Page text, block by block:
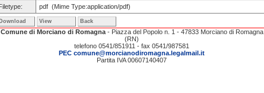
pdf (Mime Type:application/pdf)
Download View Back
Comune di Morciano di Romagna- Piazza del Popolo n. 1 - 47833 Morciano di Romagna
(RN)
telefono 0541/851911 - fax 0541/987581
PEC comune@morcianodiromagna.legalmail.it
Partita IVA 00607140407